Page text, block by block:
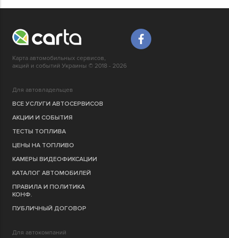
Карта автомобильных сервисов,
акций и событий Украины © 2018 - 2026
Для автовладельцев
ВСЕ УСЛУГИ АВТОСЕРВИСОВ
АКЦИИ И СОБЫТИЯ
ТЕСТЫ ТОПЛИВА
ЦЕНЫ НА ТОПЛИВО
КАМЕРЫ ВИДЕОФИКСАЦИИ
КАТАЛОГ АВТОМОБИЛЕЙ
ПРАВИЛА И ПОЛИТИКА
КОНФ.
ПУБЛИЧНЫЙ ДОГОВОР
Для автокомпаний